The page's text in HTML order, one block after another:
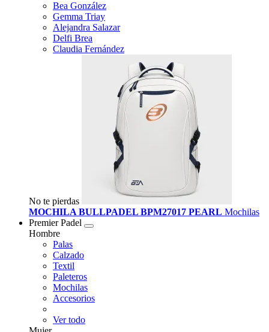
Bea González
Gemma Triay
Alejandra Salazar
Delfi Brea
Claudia Fernández
No te pierdas
MOCHILA BULLPADEL BPM27017 PEARL Mochilas
Premier Padel
Hombre
Palas
Calzado
Textil
Paleteros
Mochilas
Accesorios
Ver todo